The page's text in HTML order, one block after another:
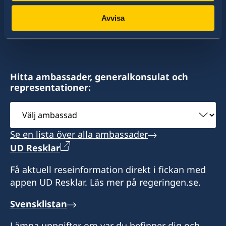
Avvisa
av dessa stater har Sverige ambassader och
konsulat. Sveriges utrikesrepresentation består
av drygt 100 utlandsmyndigheter.
Hitta ambassader, generalkonsulat och
representationer:
Välj
ambassad
Se en lista över alla ambassader
UD Resklar
Få aktuell reseinformation direkt i fickan med
appen UD Resklar. Läs mer på regeringen.se.
Svensklistan